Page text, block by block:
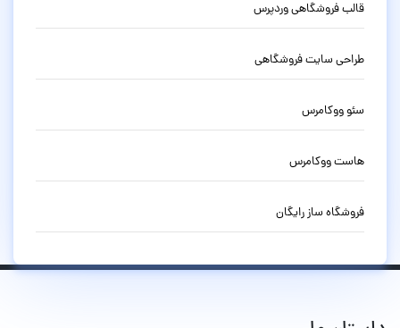
قالب فروشگاهی وردپرس
طراحی سایت فروشگاهی
سئو ووکامرس
هاست ووکامرس
فروشگاه ساز رایگان